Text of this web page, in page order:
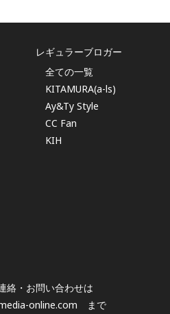
レギュラーブロガー
全ての一覧
KITAMURA(a-ls)
Ay&Ty Style
CC Fan
KIH
絡・お問い合わせは
online.com まで